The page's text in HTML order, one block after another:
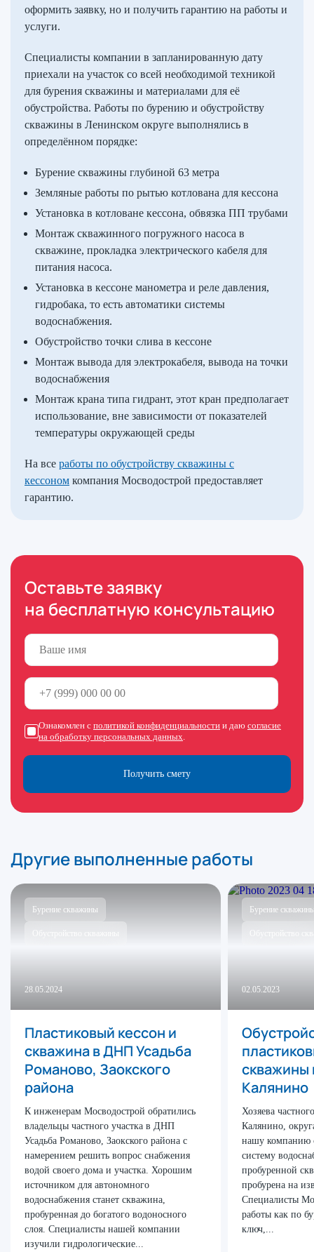
оформить заявку, но и получить гарантию на работы и
услуги.
Специалисты компании в запланированную дату
приехали на участок со всей необходимой техникой
для бурения скважины и материалами для её
обустройства. Работы по бурению и обустройству
скважины в Ленинском округе выполнялись в
определённом порядке:
Бурение скважины глубиной 63 метра
Земляные работы по рытью котлована для кессона
Установка в котловане кессона, обвязка ПП трубами
Монтаж скважинного погружного насоса в
скважине, прокладка электрического кабеля для
питания насоса.
Установка в кессоне манометра и реле давления,
гидробака, то есть автоматики системы
водоснабжения.
Обустройство точки слива в кессоне
Монтаж вывода для электрокабеля, вывода на точки
водоснабжения
Монтаж крана типа гидрант, этот кран предполагает
использование, вне зависимости от показателей
температуры окружающей среды
На все работы по обустройству скважины с
кессоном компания Мосводострой предоставляет
гарантию.
Оставьте заявку
на бесплатную консультацию
Получить смету
Ознакомлен с политикой конфиденциальности и даю согласие
на обработку персональных данных.
Другие выполненные работы
Бурение скважины
Обустройство скважины
28.05.2024
Пластиковый кессон и
скважина в ДНП Усадьба
Романово, Заокского
района
К инженерам Мосводострой обратились
владельцы частного участка в ДНП
Усадьба Романово, Заокского района с
намерением решить вопрос снабжения
водой своего дома и участка. Хорошим
источником для автономного
водоснабжения станет скважина,
пробуренная до богатого водоносного
слоя. Специалисты нашей компании
изучили гидрологические...
Бурение
Обустройство
02.05.2023
скважины
Калянино
Хозяева
Калянино,
нашу компанию
систему
пробуренной
пробурена на
Специалисты
работы как по
ключ,...